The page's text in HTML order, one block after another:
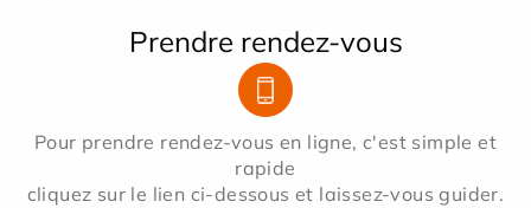
Prendre rendez-vous
Pour prendre rendez-vous en ligne, c'est simple et
rapide
cliquez sur le lien ci-dessous et laissez-vous guider.